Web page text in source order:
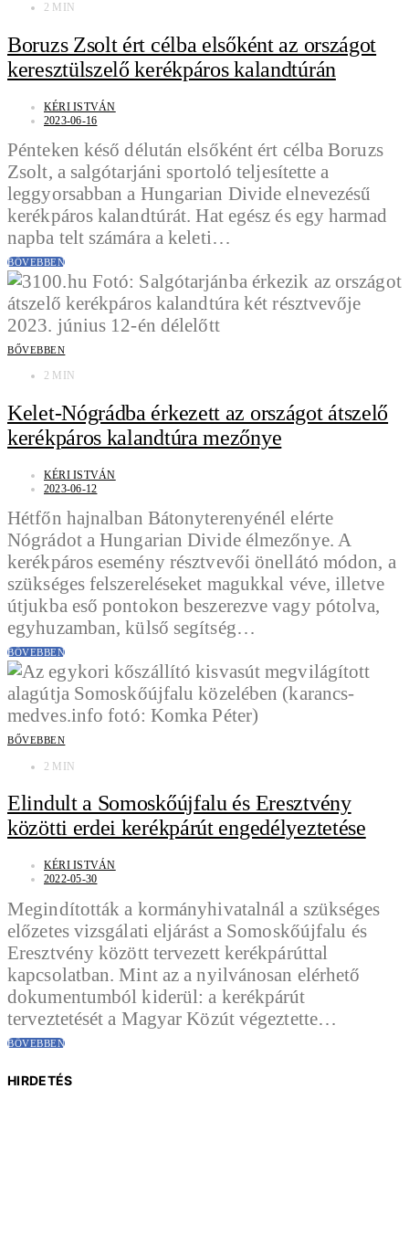
2 MIN
Boruzs Zsolt ért célba elsőként az országot
keresztülszelő kerékpáros kalandtúrán
KÉRI ISTVÁN
2023-06-16
Pénteken késő délután elsőként ért célba Boruzs
Zsolt, a salgótarjáni sportoló teljesítette a
leggyorsabban a Hungarian Divide elnevezésű
kerékpáros kalandtúrát. Hat egész és egy harmad
napba telt számára a keleti…
BŐVEBBEN
BŐVEBBEN
2 MIN
Kelet-Nógrádba érkezett az országot átszelő
kerékpáros kalandtúra mezőnye
KÉRI ISTVÁN
2023-06-12
Hétfőn hajnalban Bátonyterenyénél elérte
Nógrádot a Hungarian Divide élmezőnye. A
kerékpáros esemény résztvevői önellátó módon, a
szükséges felszereléseket magukkal véve, illetve
útjukba eső pontokon beszerezve vagy pótolva,
egyhuzamban, külső segítség…
BŐVEBBEN
BŐVEBBEN
2 MIN
Elindult a Somoskőújfalu és Eresztvény
közötti erdei kerékpárút engedélyeztetése
KÉRI ISTVÁN
2022-05-30
Megindították a kormányhivatalnál a szükséges
előzetes vizsgálati eljárást a Somoskőújfalu és
Eresztvény között tervezett kerékpárúttal
kapcsolatban. Mint az a nyilvánosan elérhető
dokumentumból kiderül: a kerékpárút
terveztetését a Magyar Közút végeztette…
BŐVEBBEN
HIRDETÉS